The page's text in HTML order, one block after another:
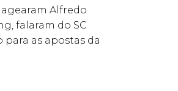
Alfredo
falaram do SC
as apostas da